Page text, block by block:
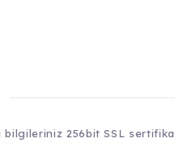
bilgileriniz 256bit SSL